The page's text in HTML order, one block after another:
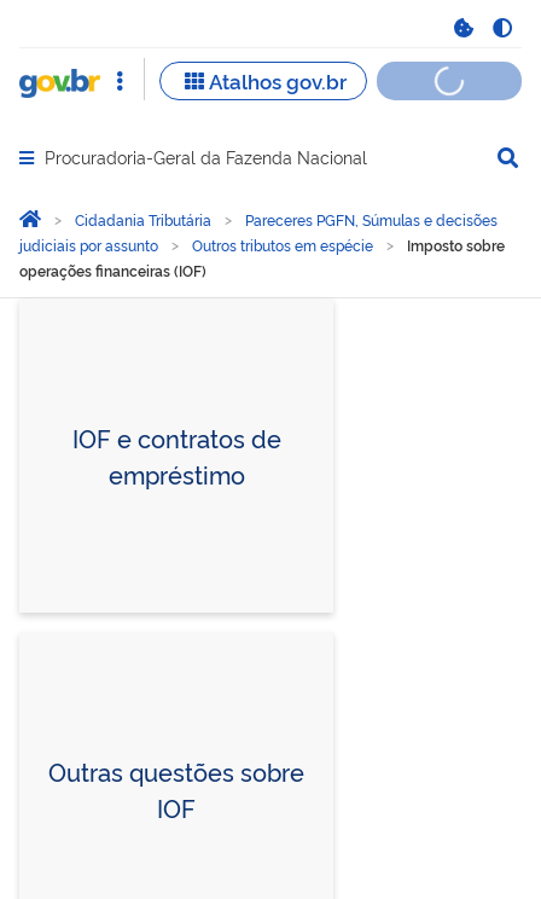
Abrir menu principal de navegação
Procuradoria-Geral da Fazenda Nacional
Você está aqui:
Página Inicial
Cidadania Tributária
Pareceres PGFN, Súmulas e decisões
judiciais por assunto
Outros tributos em espécie
Imposto sobre
operações financeiras (IOF)
IOF e contratos de
empréstimo
Outras questões sobre
IOF